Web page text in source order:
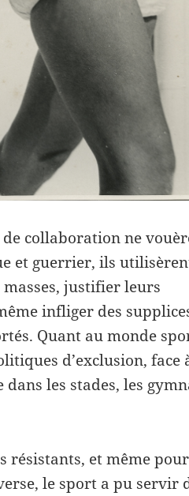
de collaboration ne
et guerrier, ils
justifier leurs
infliger des
Quant au monde
d’exclusion, face
les stades, les
résistants, et même pour
le sport a pu servir